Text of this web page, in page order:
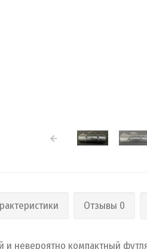
Отзывы 0
невероятно компактный